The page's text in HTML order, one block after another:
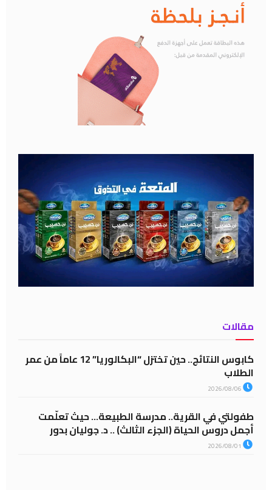
مقالات
كابوس النتائج.. حين تختزل “البكالوريا” 12 عاماً من عمر
الطلاب
طفولتي في القرية.. مدرسة الطبيعة… حيث تعلّمت
أجمل دروس الحياة (الجزء الثالث) .. د. جوليان بدور